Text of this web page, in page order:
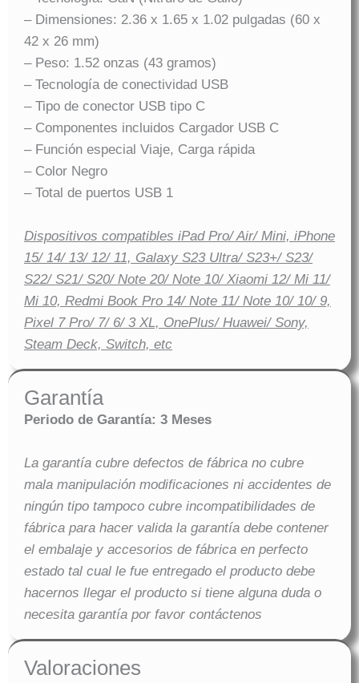
– Dimensiones: 2.36 x 1.65 x 1.02 pulgadas (60 x
42 x 26 mm)
– Peso: 1.52 onzas (43 gramos)
– Tecnología de conectividad USB
– Tipo de conector USB tipo C
– Componentes incluidos Cargador USB C
– Función especial Viaje, Carga rápida
– Color Negro
– Total de puertos USB 1
Dispositivos compatibles iPad Pro/ Air/ Mini, iPhone
15/ 14/ 13/ 12/ 11, Galaxy S23 Ultra/ S23+/ S23/
S22/ S21/ S20/ Note 20/ Note 10/ Xiaomi 12/ Mi 11/
Mi 10, Redmi Book Pro 14/ Note 11/ Note 10/ 10/ 9,
Pixel 7 Pro/ 7/ 6/ 3 XL, OnePlus/ Huawei/ Sony,
Steam Deck, Switch, etc
Garantía
Periodo de Garantía: 3 Meses
La garantía cubre defectos de fábrica no cubre
mala manipulación modificaciones ni accidentes de
ningún tipo tampoco cubre incompatibilidades de
fábrica para hacer valida la garantía debe contener
el embalaje y accesorios de fábrica en perfecto
estado tal cual le fue entregado el producto debe
hacernos llegar el producto si tiene alguna duda o
necesita garantía por favor contáctenos
Valoraciones